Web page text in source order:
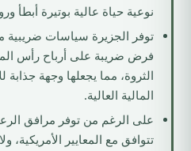
نوعية حياة عالية بوتيرة أبطأ
توفر الجزيرة سياسات ضريبية
فرض ضريبة على أرباح رأس
الثروة، مما يجعلها وجهة جذابة
المالية العالية.
على الرغم من توفر مرافق
تتوافق مع المعايير الأمريكية،